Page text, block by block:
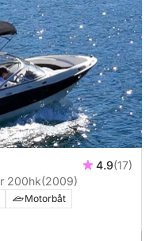
4.9(17)
Motorbåt Bayliner 185 Bow Rider 200hk(2009)
Motorbåt